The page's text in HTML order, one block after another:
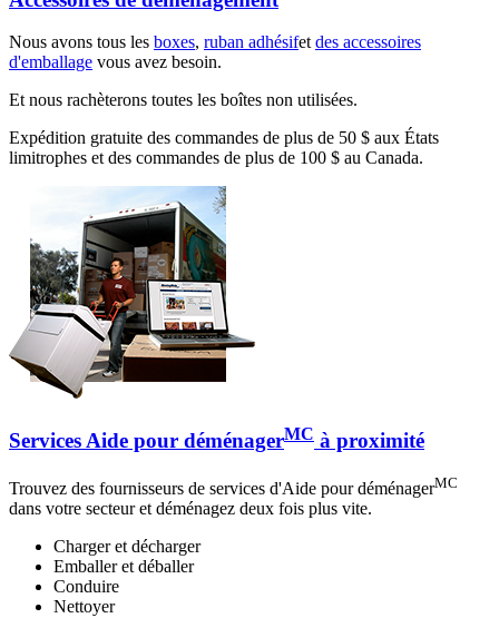
Nous avons tous les boxes, ruban adhésifetdes accessoires
d'emballage vous avez besoin.
Et nous rachèterons toutes les boîtes non utilisées.
Expédition gratuite des commandes de plus de 50 $ aux États
limitrophes et des commandes de plus de 100 $ au Canada.
Services Aide pour déménagerMC à proximité
Trouvez des fournisseurs de services d'Aide pour déménagerMC
dans votre secteur et déménagez deux fois plus vite.
Charger et décharger
Emballer et déballer
Conduire
Nettoyer